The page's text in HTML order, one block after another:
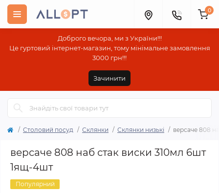
Доброго вечора, ми з України!!!
Це гуртовий інтернет-магазин, тому мінімальне замовлення
3000 грн!!!
Зачинити
0
Столовий посуд Склянки Склянки низькі версаче 808
версаче 808 наб стак виски 310мл 6шт
1ящ-4шт
Популярний